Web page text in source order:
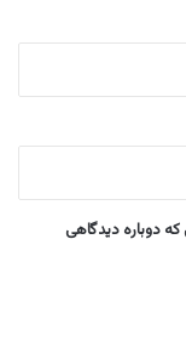
دوباره دیدگاهی